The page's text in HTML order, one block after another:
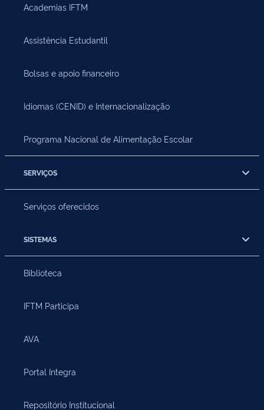
Academias IFTM
Assistência Estudantil
Bolsas e apoio financeiro
Idiomas (CENID) e Internacionalização
Programa Nacional de Alimentação Escolar
SERVIÇOS
Serviços oferecidos
SISTEMAS
Biblioteca
IFTM Participa
AVA
Portal Integra
Repositório Institucional